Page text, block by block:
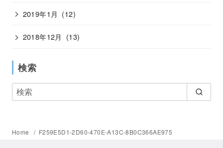
2019年1月 (12)
2018年12月 (13)
検索
Home F259E5D1-2D60-470E-A13C-8B0C366AE975